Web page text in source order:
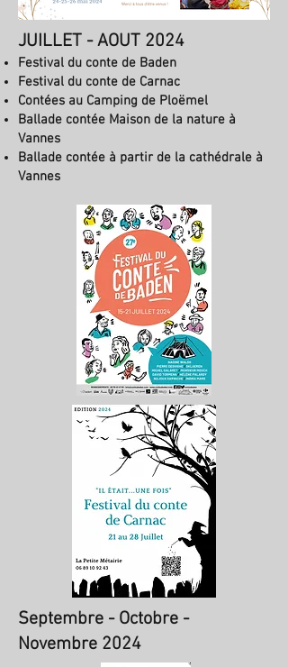
JUILLET - AOUT 2024
Festival du conte de Baden
Festival du conte de Carnac
Contées au Camping de Ploëmel
Ballade contée Maison de la nature à
Vannes
Ballade contée à partir de la cathédrale à
Vannes
Septembre - Octobre -
Novembre 2024